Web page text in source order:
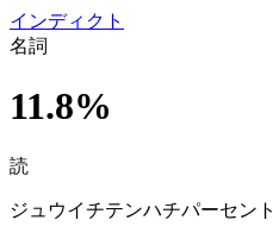
インディクト
名詞
11.8%
読
ジュウイチテンハチパーセント